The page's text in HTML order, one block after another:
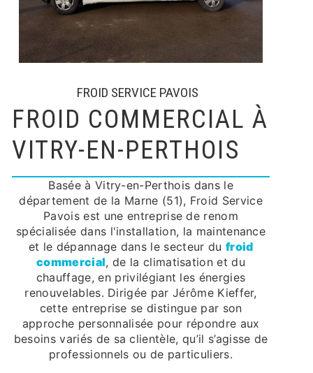
FROID SERVICE PAVOIS
FROID COMMERCIAL À
VITRY-EN-PERTHOIS
Basée à Vitry-en-Perthois dans le
département de la Marne (51), Froid Service
Pavois est une entreprise de renom
spécialisée dans l'installation, la maintenance
et le dépannage dans le secteur du froid
commercial, de la climatisation et du
chauffage, en privilégiant les énergies
renouvelables. Dirigée par Jérôme Kieffer,
cette entreprise se distingue par son
approche personnalisée pour répondre aux
besoins variés de sa clientèle, qu’il s’agisse de
professionnels ou de particuliers.